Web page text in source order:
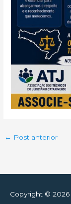
← Post anterior
Copyright © 2026